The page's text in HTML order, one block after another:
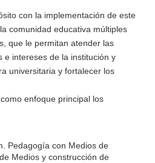
con la implementación de este
comunidad educativa múltiples
que le permitan atender las
e intereses de la institución y
universitaria y fortalecer los
enfoque principal los
Pedagogía con Medios de
Medios y construcción de